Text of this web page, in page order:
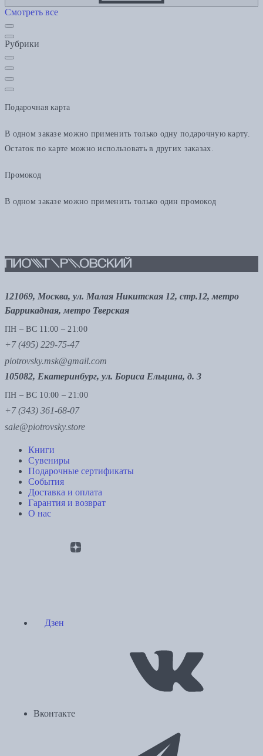
Смотреть все
Рубрики
Подарочная карта
В одном заказе можно применить только одну подарочную карту.
Остаток по карте можно использовать в других заказах.
Промокод
В одном заказе можно применить только один промокод
121069, Москва, ул. Малая Никитская 12, стр.12, метро
Баррикадная, метро Тверская
ПН – ВС 11:00 – 21:00
+7 (495) 229-75-47
piotrovsky.msk@gmail.com
105082, Екатеринбург, ул. Бориса Ельцина, д. 3
ПН – ВС 10:00 – 21:00
+7 (343) 361-68-07
sale@piotrovsky.store
Книги
Сувениры
Подарочные сертификаты
События
Доставка и оплата
Гарантия и возврат
О нас
Дзен
Вконтакте